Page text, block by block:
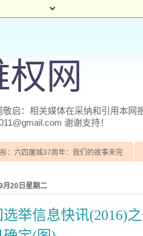
权网
敬启：相关媒体在采纳和引用本网
谢谢支持！
：六四屠城37周年：我们的故事未完
月20日星期二
选举信息快讯(2016)